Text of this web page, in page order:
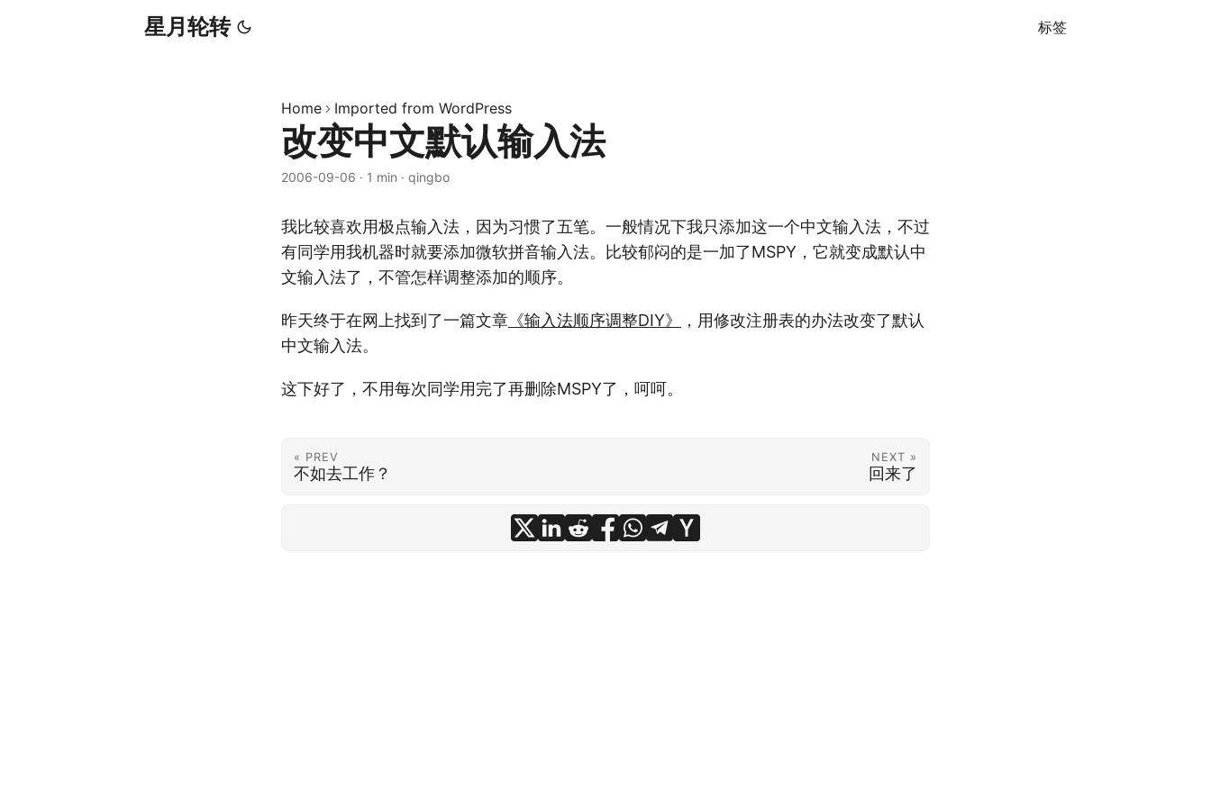
星月轮转 标签
Home Imported from WordPress
改变中文默认输入法
2006-09-06 · 1 min · qingbo
我比较喜欢用极点输入法，因为习惯了五笔。一般情况下我只添加这一个中文输入法，不过
有同学用我机器时就要添加微软拼音输入法。比较郁闷的是一加了MSPY，它就变成默认中
文输入法了，不管怎样调整添加的顺序。
昨天终于在网上找到了一篇文章 《输入法顺序调整DIY》
，用修改注册表的办法改变了默认
中文输入法。
这下好了，不用每次同学用完了再删除MSPY了，呵呵。
« PREV
不如去工作？
NEXT »
回来了